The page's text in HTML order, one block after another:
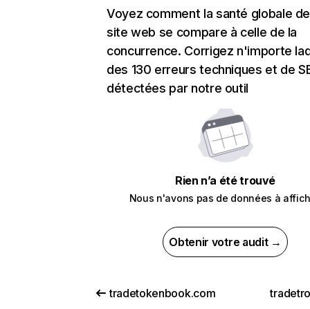
Voyez comment la santé globale
site web se compare à celle de la
concurrence. Corrigez n'importe
des 130 erreurs techniques et de
détectées par notre outil
Rien n’a été trouvé
Nous n'avons pas de données à
Obtenir votre audit →
tradetokenbook.com